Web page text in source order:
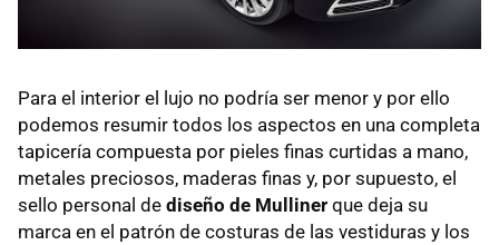
Para el interior el lujo no podría ser menor y por ello
podemos resumir todos los aspectos en una completa
tapicería compuesta por pieles finas curtidas a mano,
metales preciosos, maderas finas y, por supuesto, el
sello personal de diseño de Mulliner que deja su
marca en el patrón de costuras de las vestiduras y los